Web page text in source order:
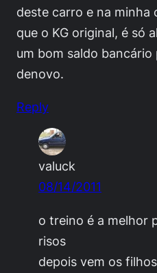
deste carro e na minha
que o KG original, é só
um bom saldo
denovo.
Reply
valuck
08/14/2011
o treino é a melhor
risos
depois vem os